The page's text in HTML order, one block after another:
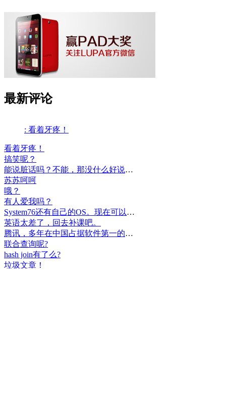
最新评论
: 看着牙疼！
看着牙疼！
搞笑呢？
能说脏话吗？不能，那没什么好说的了！
苏苏呵呵
哦？
有人爱我吗？
System76还有自己的OS。现在可以递送到很多地区了。
英语太差了，回去补课吧。
腾讯，多年在中国占据软件第一的位置，可惜，除了QQ、微信外，什么都没有做出来。
联合查询呢?
hash join有了么?
垃圾文章！